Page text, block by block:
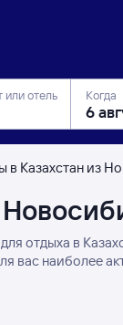
или отель Когда
в Казахстан из
отдыха в
вас наиболее